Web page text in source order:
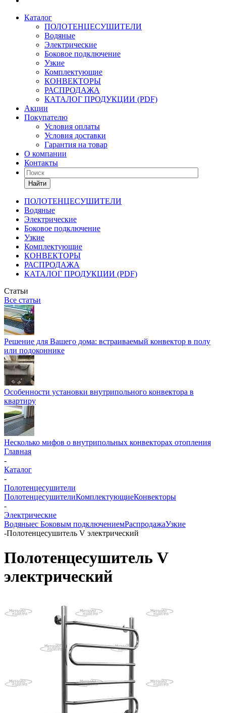
Каталог
ПОЛОТЕНЦЕСУШИТЕЛИ
Водяные
Электрические
Боковое подключение
Узкие
Комплектующие
КОНВЕКТОРЫ
РАСПРОДАЖА
КАТАЛОГ ПРОДУКЦИИ (PDF)
Акции
Покупателю
Условия оплаты
Условия доставки
Гарантия на товар
О компании
Контакты
Найти
ПОЛОТЕНЦЕСУШИТЕЛИ
Водяные
Электрические
Боковое подключение
Узкие
Комплектующие
КОНВЕКТОРЫ
РАСПРОДАЖА
КАТАЛОГ ПРОДУКЦИИ (PDF)
Статьи
Все статьи
Решение для Вашего дома: встраиваемый конвектор в полу
или подоконнике
Особенности установки внутрипольного конвектора в
квартиру
Несколько мифов о внутрипольных конвекторах отопления
Главная
-
Каталог
-
Полотенцесушители
ПолотенцесушителиКомплектующиеКонвекторы
-
Электрические
Водяныес Боковым подключениемРаспродажаУзкие
-Полотенцесушитель V электрический
Полотенцесушитель V
электрический